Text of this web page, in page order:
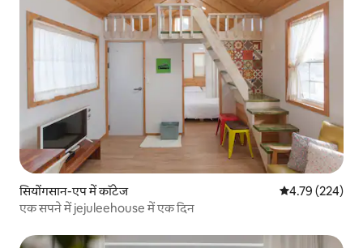
सियोंगसान-एप में कॉटेज औसत रेटिंग 5 में से
4.79 (224)
एक सपने में jejuleehouse में एक दिन